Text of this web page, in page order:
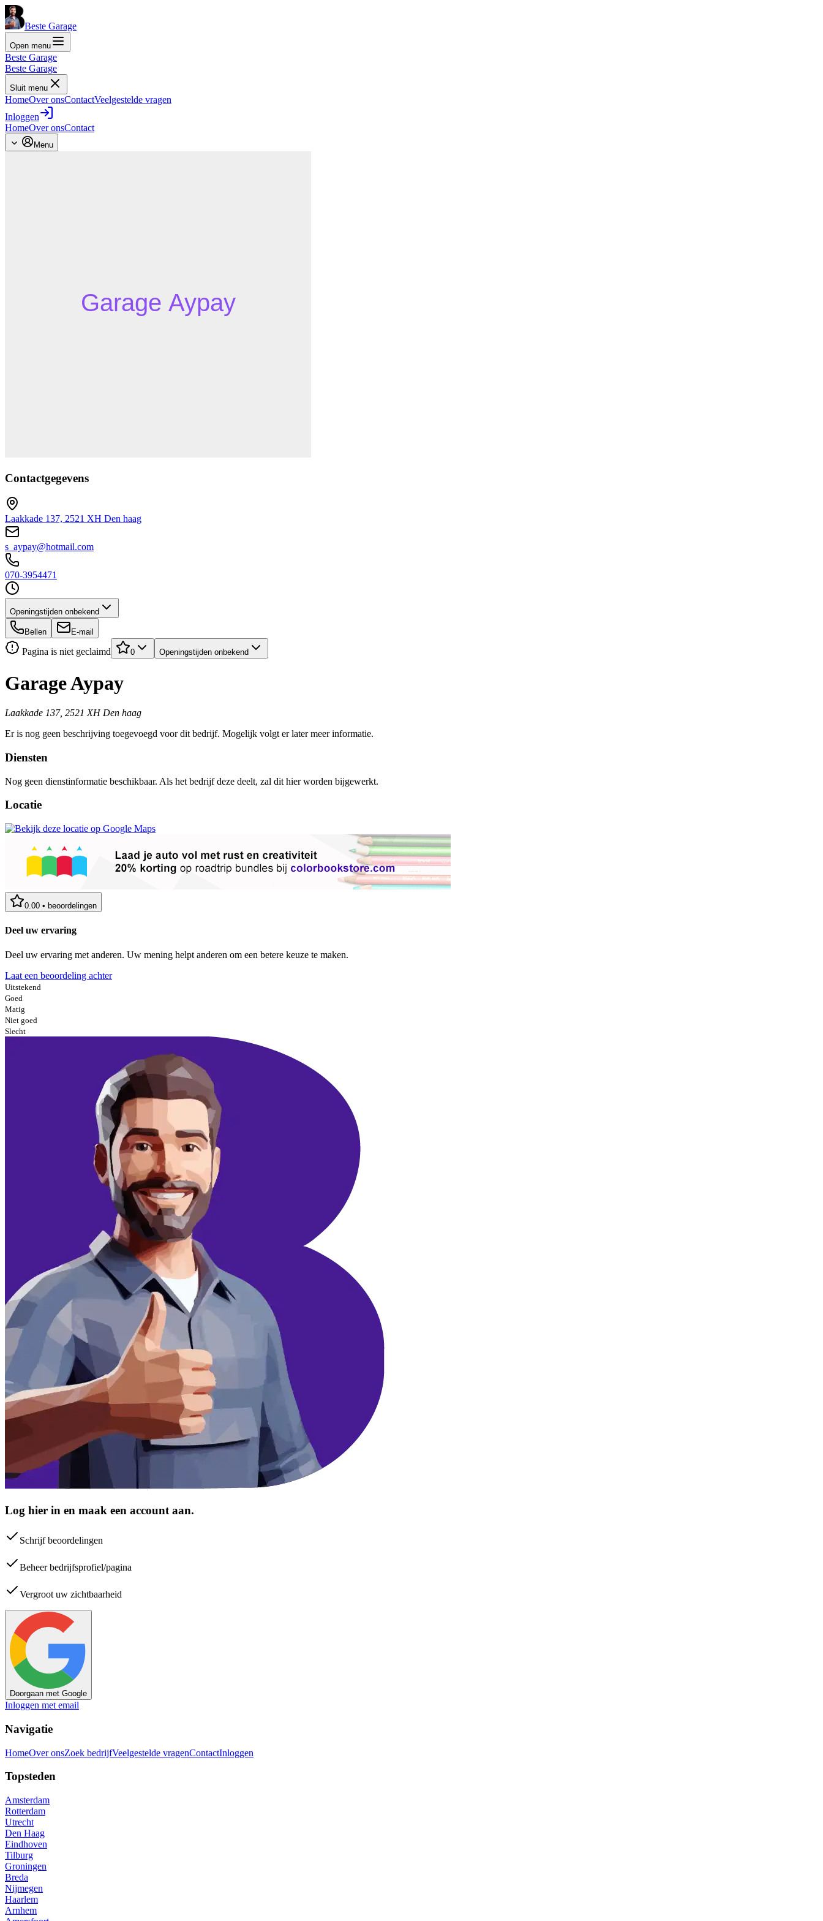
Beste Garage
Open menu
Beste Garage
Beste Garage
Sluit menu
HomeOver onsContactVeelgestelde vragen
Inloggen
HomeOver onsContact
Menu
Contactgegevens
Laakkade 137, 2521 XH Den haag
s_aypay@hotmail.com
070-3954471
Openingstijden onbekend
Bellen E-mail
Pagina is niet geclaimd 0 Openingstijden onbekend
Garage Aypay
Laakkade 137, 2521 XH Den haag
Er is nog geen beschrijving toegevoegd voor dit bedrijf. Mogelijk volgt er later meer informatie.
Diensten
Nog geen dienstinformatie beschikbaar. Als het bedrijf deze deelt, zal dit hier worden bijgewerkt.
Locatie
0.00 • beoordelingen
Deel uw ervaring
Deel uw ervaring met anderen. Uw mening helpt anderen om een betere keuze te maken.
Laat een beoordeling achter
Uitstekend
Goed
Matig
Niet goed
Slecht
Log hier in en maak een account aan.
Schrijf beoordelingen
Beheer bedrijfsprofiel/pagina
Vergroot uw zichtbaarheid
Doorgaan met Google
Inloggen met email
Navigatie
HomeOver onsZoek bedrijfVeelgestelde vragenContactInloggen
Topsteden
Amsterdam
Rotterdam
Utrecht
Den Haag
Eindhoven
Tilburg
Groningen
Breda
Nijmegen
Haarlem
Arnhem